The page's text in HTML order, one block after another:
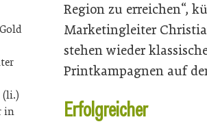
(li.)
in
Region zu erreichen“,
Marketingleiter
stehen wieder
Printkampagnen auf
Erfolgreicher